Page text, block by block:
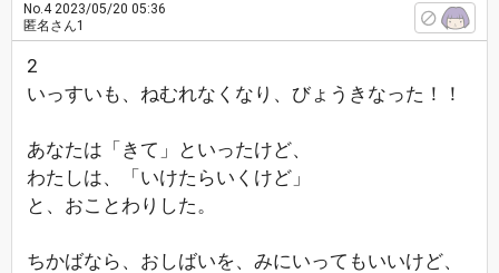
No.42023/05/20 05:36
匿名さん1
2
いっすいも、ねむれなくなり、びょうきなった！！
あなたは「きて」といったけど、
わたしは、「いけたらいくけど」
と、おことわりした。
ちかばなら、おしばいを、みにいってもいいけど、